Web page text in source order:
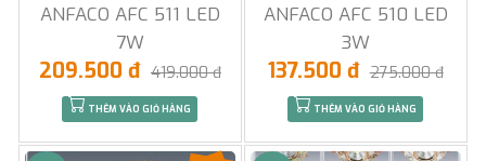
ANFACO AFC 511 LED
7W
209.500 đ 419.000 đ
THÊM VÀO GIỎ HÀNG
ANFACO AFC 510 LED
3W
137.500 đ 275.000 đ
THÊM VÀO GIỎ HÀNG